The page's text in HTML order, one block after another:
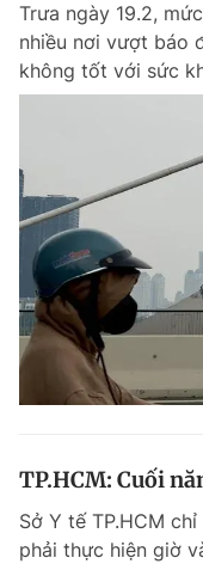
Trưa ngày 19.2,
nhiều nơi vượt báo
không tốt với sức
TP.HCM: Cuối
Sở Y tế TP.HCM
phải thực hiện giờ